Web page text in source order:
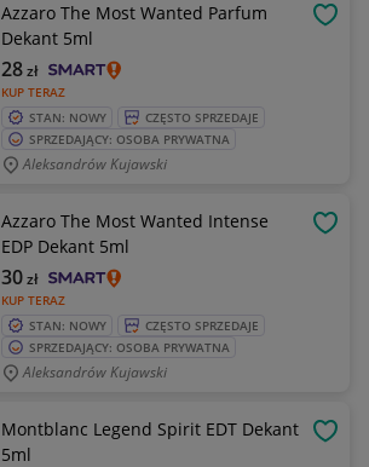
Azzaro The Most Wanted Parfum
Dekant 5ml
KUP TERAZ
28zł
STAN: NOWY
CZĘSTO SPRZEDAJE
SPRZEDAJĄCY: OSOBA PRYWATNA
Aleksandrów Kujawski
Azzaro The Most Wanted Intense
EDP Dekant 5ml
KUP TERAZ
30zł
STAN: NOWY
CZĘSTO SPRZEDAJE
SPRZEDAJĄCY: OSOBA PRYWATNA
Aleksandrów Kujawski
Montblanc Legend Spirit EDT Dekant
5ml